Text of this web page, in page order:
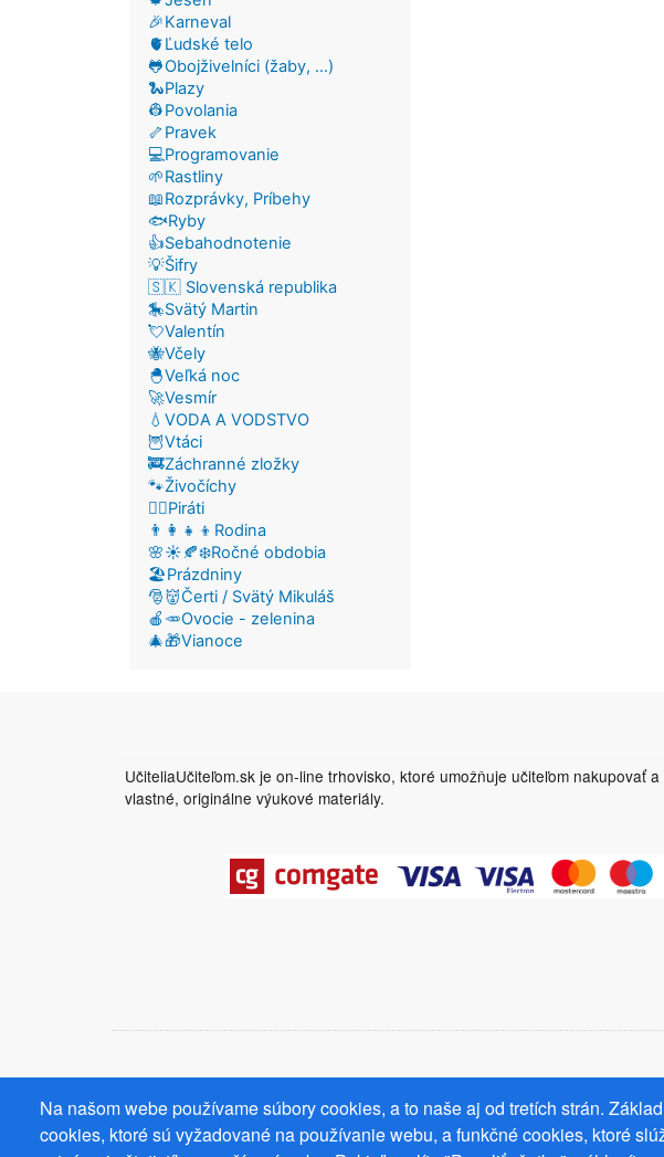
🎉Karneval
🫀Ľudské telo
🐸Obojživelníci (žaby, ...)
🐍Plazy
👷Povolania
🦴Pravek
💻Programovanie
🌱Rastliny
📖Rozprávky, Príbehy
🐟Ryby
👍Sebahodnotenie
💡Šifry
🇸🇰 Slovenská republika
🎠Svätý Martin
💘Valentín
🐝Včely
🐣Veľká noc
🚀Vesmír
💧VODA A VODSTVO
🦉Vtáci
🚒Záchranné zložky
🐾Živočíchy
🏴‍☠️Piráti
👨‍👩‍👧‍👦Rodina
🌸☀️🍂❄️Ročné obdobia
🏖️Prázdniny
🎅👹Čerti / Svätý Mikuláš
🍎🥕Ovocie - zelenina
🎄🎁Vianoce
UčiteliaUčiteľom.sk je on-line trhovisko, ktoré umožňuje učiteľom nakupovať
vlastné, originálne výukové materiály.
Na našom webe používame súbory cookies, a to naše aj od tretích strán.
cookies, ktoré sú vyžadované na používanie webu, a funkčné cookies, ktoré